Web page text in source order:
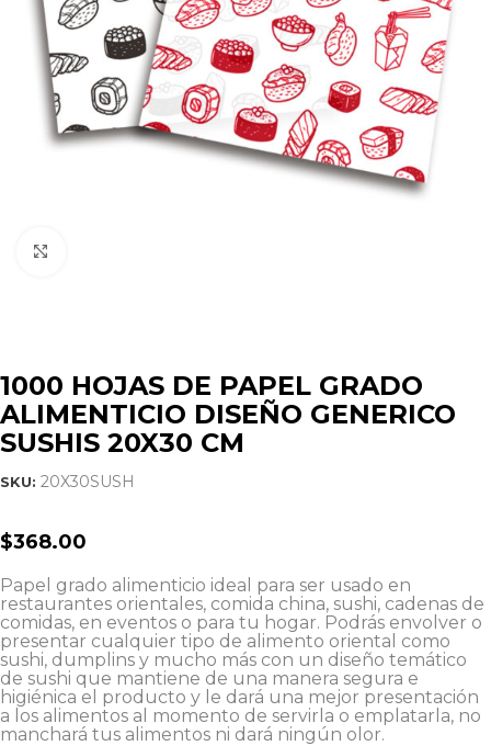
1000 HOJAS DE PAPEL GRADO
ALIMENTICIO DISEÑO GENERICO
SUSHIS 20X30 CM
SKU: 20X30SUSH
$368.00
Papel grado alimenticio ideal para ser usado en
restaurantes orientales, comida china, sushi, cadenas de
comidas, en eventos o para tu hogar. Podrás envolver o
presentar cualquier tipo de alimento oriental como
sushi, dumplins y mucho más con un diseño temático
de sushi que mantiene de una manera segura e
higiénica el producto y le dará una mejor presentación
a los alimentos al momento de servirla o emplatarla, no
manchará tus alimentos ni dará ningún olor.